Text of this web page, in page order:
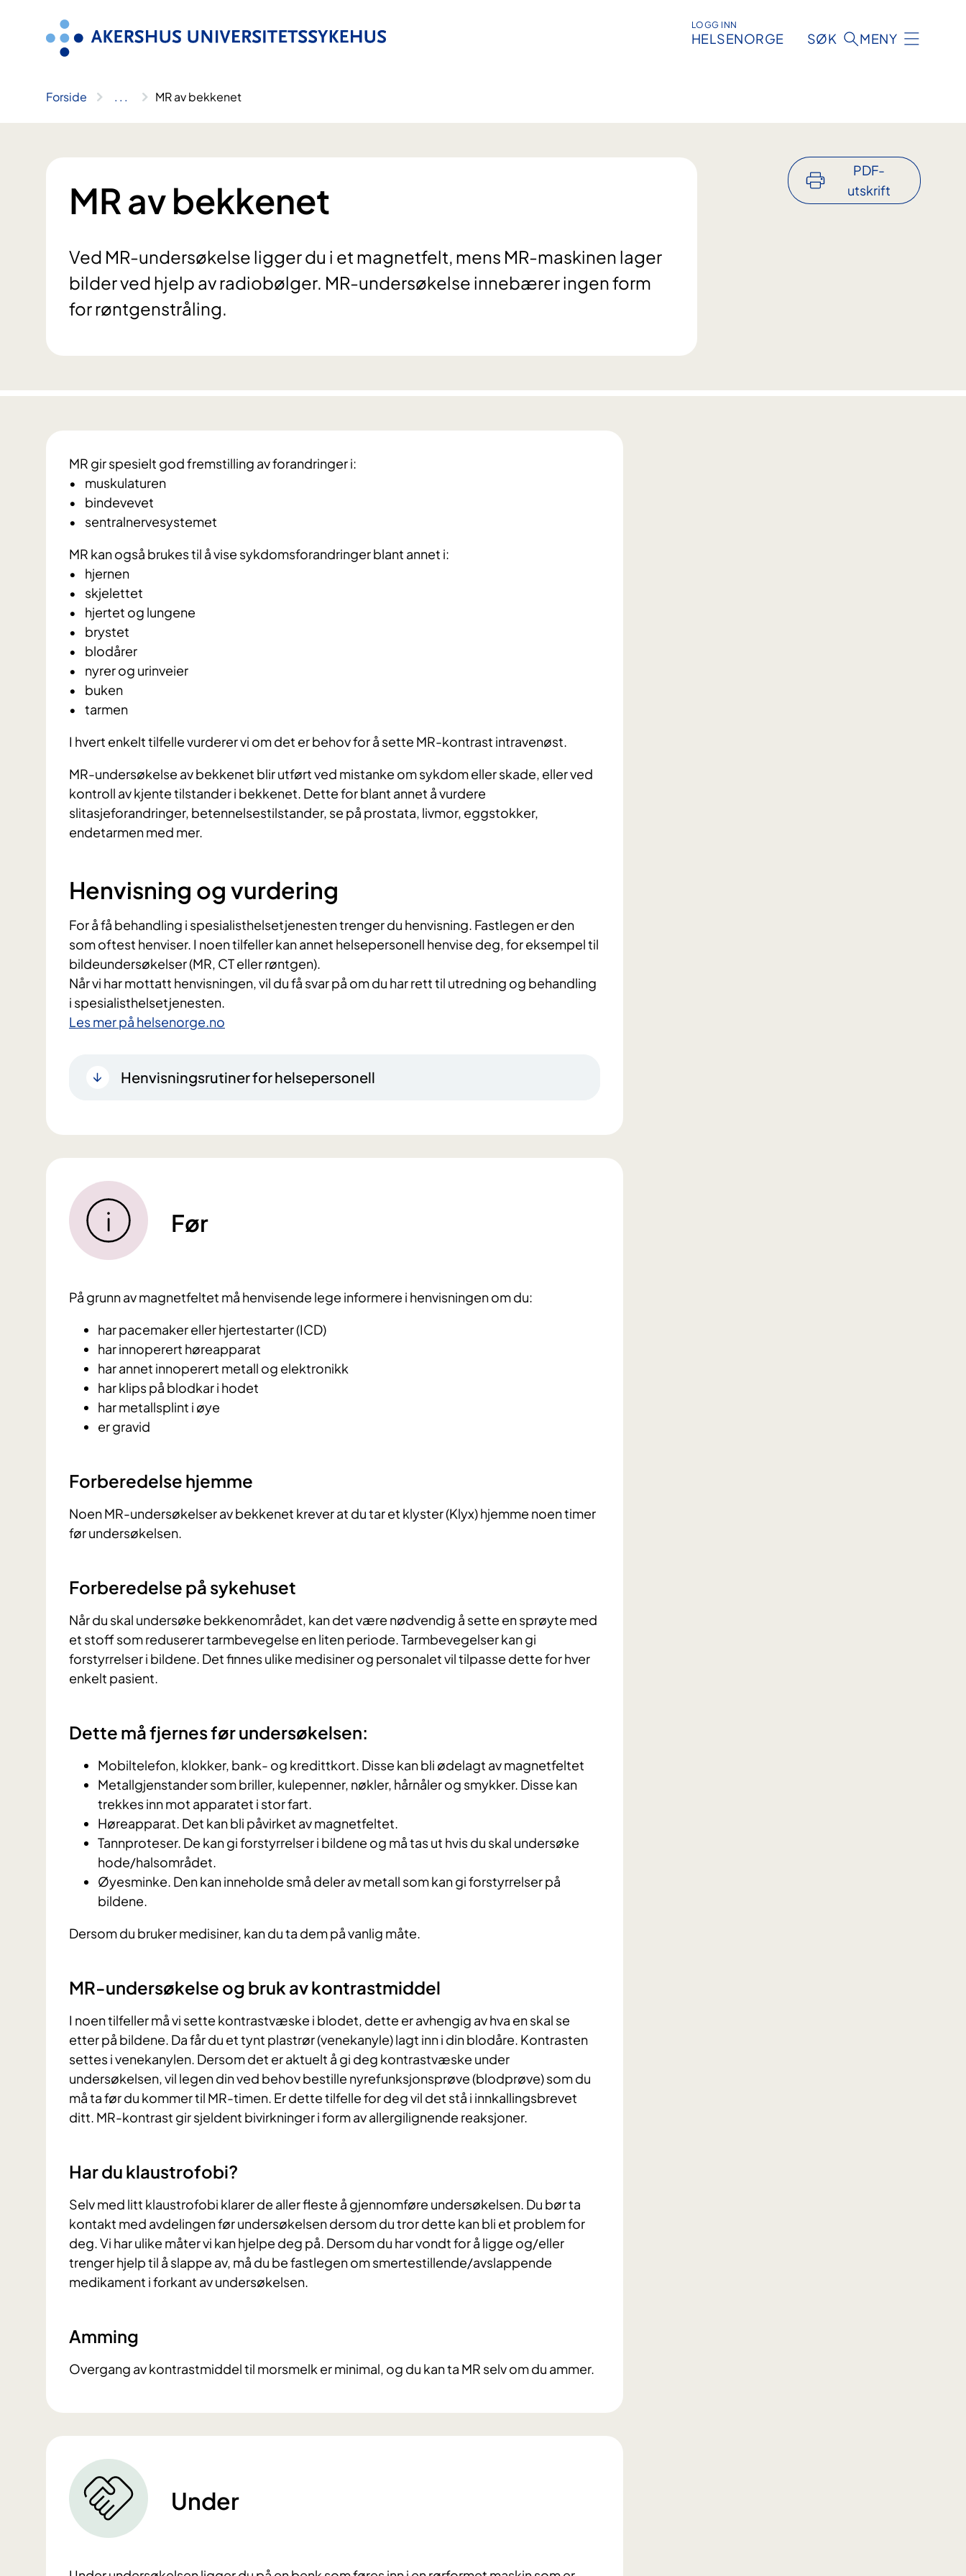
LOGG INN
HELSENORGE SØK MENY
Forside .. . MR av bekkenet
MR av bekkenet
Ved MR-undersøkelse ligger du i et magnetfelt, mens MR-maskinen lager
bilder ved hjelp av radiobølger. MR-undersøkelse innebærer ingen form
for røntgenstråling.
PDF-
utskrift
MR gir spesielt god fremstilling av forandringer i:
• muskulaturen
• bindevevet
• sentralnervesystemet
MR kan også brukes til å vise sykdomsforandringer blant annet i:
• hjernen
• skjelettet
• hjertet og lungene
• brystet
• blodårer
• nyrer og urinveier
• buken
• tarmen
I hvert enkelt tilfelle vurderer vi om det er behov for å sette MR-kontrast intravenøst.
MR-undersøkelse av bekkenet blir utført ved mistanke om sykdom eller skade, eller ved
kontroll av kjente tilstander i bekkenet. Dette for blant annet å vurdere
slitasjeforandringer, betennelsestilstander, se på prostata, livmor, eggstokker,
endetarmen med mer.
Henvisning og vurdering
For å få behandling i spesialisthelsetjenesten trenger du henvisning. Fastlegen er den
som oftest henviser. I noen tilfeller kan annet helsepersonell henvise deg, for eksempel til
bildeundersøkelser (MR, CT eller røntgen).
Når vi har mottatt henvisningen, vil du få svar på om du har rett til utredning og behandling
i spesialisthelsetjenesten.
Les mer på helsenorge.no
Henvisningsrutiner for helsepersonell
Før
På grunn av magnetfeltet må henvisende lege informere i henvisningen om du:
har pacemaker eller hjertestarter (ICD)
har innoperert høreapparat
har annet innoperert metall og elektronikk
har klips på blodkar i hodet
har metallsplint i øye
er gravid
Forberedelse hjemme
Noen MR-undersøkelser av bekkenet krever at du tar et klyster (Klyx) hjemme noen timer
før undersøkelsen.
Forberedelse på sykehuset
Når du skal undersøke bekkenområdet, kan det være nødvendig å sette en sprøyte med
et stoff som reduserer tarmbevegelse en liten periode. Tarmbevegelser kan gi
forstyrrelser i bildene. Det finnes ulike medisiner og personalet vil tilpasse dette for hver
enkelt pasient.
Dette må fjernes før undersøkelsen:
Mobiltelefon, klokker, bank- og kredittkort. Disse kan bli ødelagt av magnetfeltet
Metallgjenstander som briller, kulepenner, nøkler, hårnåler og smykker. Disse kan
trekkes inn mot apparatet i stor fart.
Høreapparat. Det kan bli påvirket av magnetfeltet.
Tannproteser. De kan gi forstyrrelser i bildene og må tas ut hvis du skal undersøke
hode/halsområdet.
Øyesminke. Den kan inneholde små deler av metall som kan gi forstyrrelser på
bildene.
Dersom du bruker medisiner, kan du ta dem på vanlig måte.
MR-undersøkelse og bruk av kontrastmiddel
I noen tilfeller må vi sette kontrastvæske i blodet, dette er avhengig av hva en skal se
etter på bildene. Da får du et tynt plastrør (venekanyle) lagt inn i din blodåre. Kontrasten
settes i venekanylen. Dersom det er aktuelt å gi deg kontrastvæske under
undersøkelsen, vil legen din ved behov bestille nyrefunksjonsprøve (blodprøve) som du
må ta før du kommer til MR-timen. Er dette tilfelle for deg vil det stå i innkallingsbrevet
ditt. MR-kontrast gir sjeldent bivirkninger i form av allergilignende reaksjoner.
Har du klaustrofobi?
Selv med litt klaustrofobi klarer de aller fleste å gjennomføre undersøkelsen. Du bør ta
kontakt med avdelingen før undersøkelsen dersom du tror dette kan bli et problem for
deg. Vi har ulike måter vi kan hjelpe deg på. Dersom du har vondt for å ligge og/eller
trenger hjelp til å slappe av, må du be fastlegen om smertestillende/avslappende
medikament i forkant av undersøkelsen.
Amming
Overgang av kontrastmiddel til morsmelk er minimal, og du kan ta MR selv om du ammer.
Under